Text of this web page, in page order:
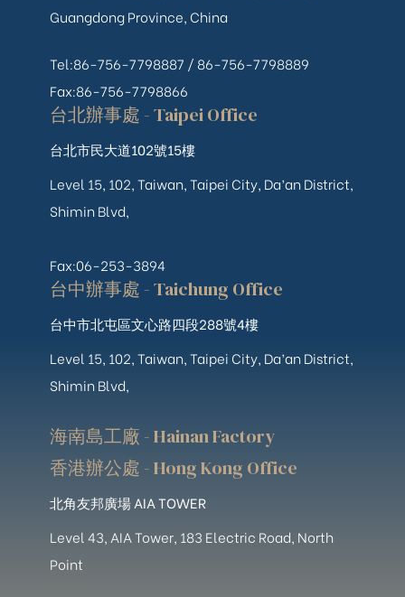
Guangdong Province, China
Tel:86-756-7798887 / 86-756-7798889
Fax:86-756-7798866
台北辦事處 - Taipei Office
台北市民大道102號15樓
Level 15, 102, Taiwan, Taipei City, Da’an District,
Shimin Blvd,
Fax:06-253-3894
台中辦事處 - Taichung Office
台中市北屯區文心路四段288號4樓
Level 15, 102, Taiwan, Taipei City, Da’an District,
Shimin Blvd,
海南島工廠 - Hainan Factory
香港辦公處 - Hong Kong Office
北角友邦廣場 AIA TOWER
Level 43, AIA Tower, 183 Electric Road, North
Point